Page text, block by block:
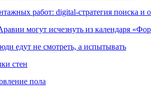
работ: digital-стратегия поиска и
могут исчезнуть из календаря
едут не смотреть, а испытывать
стен
пола